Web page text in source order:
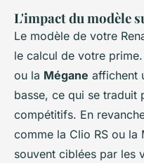
L'impact du modèle
Le modèle de votre
le calcul de votre
ou la Mégane affichent
basse, ce qui se traduit
compétitifs. En
comme la Clio RS ou la
souvent ciblées par les